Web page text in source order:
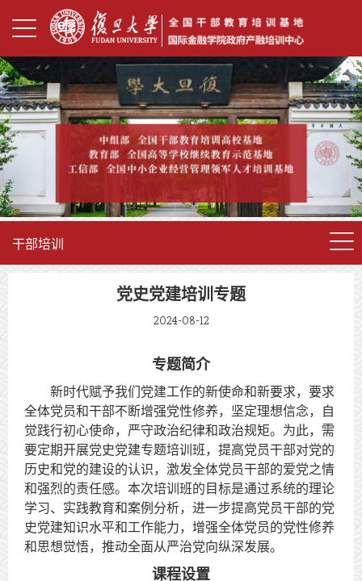
干部培训
党史党建培训专题
2024-08-12
专题简介
新时代赋予我们党建工作的新使命和新要求，要求
全体党员和干部不断增强党性修养，坚定理想信念，自
觉践行初心使命，严守政治纪律和政治规矩。为此，需
要定期开展党史党建专题培训班，提高党员干部对党的
历史和党的建设的认识，激发全体党员干部的爱党之情
和强烈的责任感。本次培训班的目标是通过系统的理论
学习、实践教育和案例分析，进一步提高党员干部的党
史党建知识水平和工作能力，增强全体党员的党性修养
和思想觉悟，推动全面从严治党向纵深发展。
课程设置